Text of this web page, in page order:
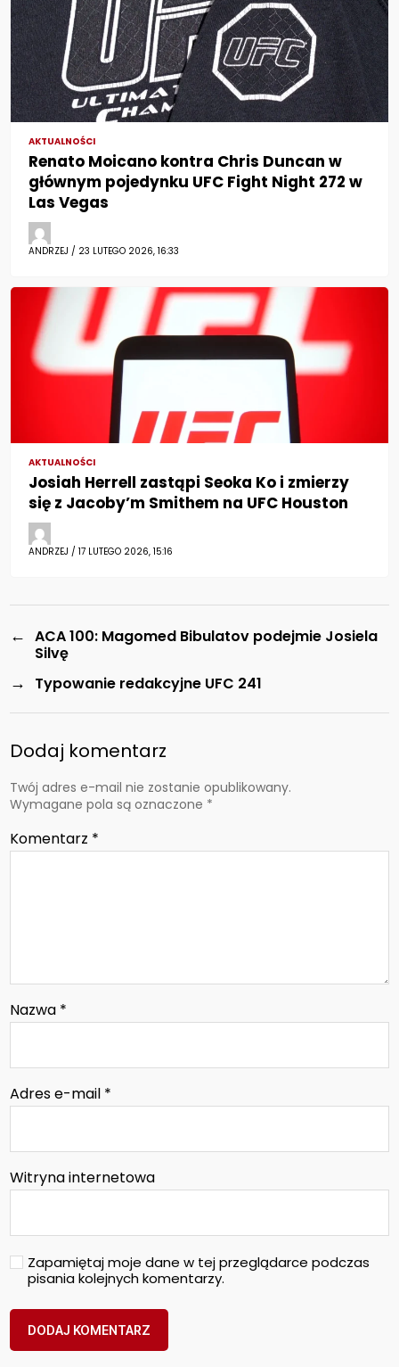
AKTUALNOŚCI
Renato Moicano kontra Chris Duncan w
głównym pojedynku UFC Fight Night 272 w
Las Vegas
ANDRZEJ / 23 LUTEGO 2026, 16:33
AKTUALNOŚCI
Josiah Herrell zastąpi Seoka Ko i zmierzy
się z Jacoby’m Smithem na UFC Houston
ANDRZEJ / 17 LUTEGO 2026, 15:16
← ACA 100: Magomed Bibulatov podejmie Josiela
Silvę
→ Typowanie redakcyjne UFC 241
Dodaj komentarz
Twój adres e-mail nie zostanie opublikowany.
Wymagane pola są oznaczone *
Komentarz *
Nazwa *
Adres e-mail *
Witryna internetowa
Zapamiętaj moje dane w tej przeglądarce podczas
pisania kolejnych komentarzy.